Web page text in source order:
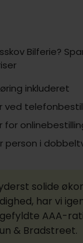
Bilferie?
inkluderet
ved
for
person i
solide
har vi
AAA-
& Bradstreet.